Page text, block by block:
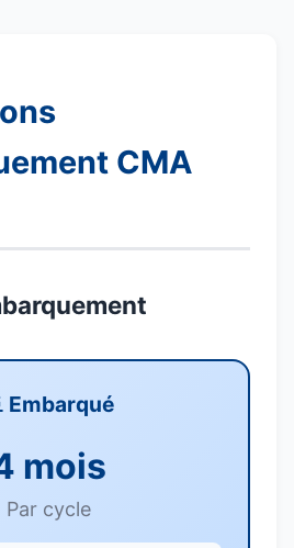
CMA
Embarqué
mois
Par cycle